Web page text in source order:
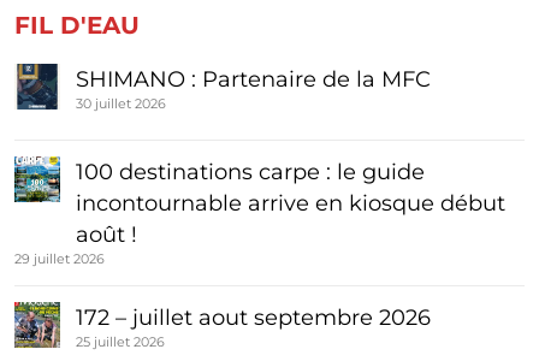
FIL D'EAU
SHIMANO : Partenaire de la MFC
30 juillet 2026
100 destinations carpe : le guide
incontournable arrive en kiosque début
août !
29 juillet 2026
172 – juillet aout septembre 2026
25 juillet 2026